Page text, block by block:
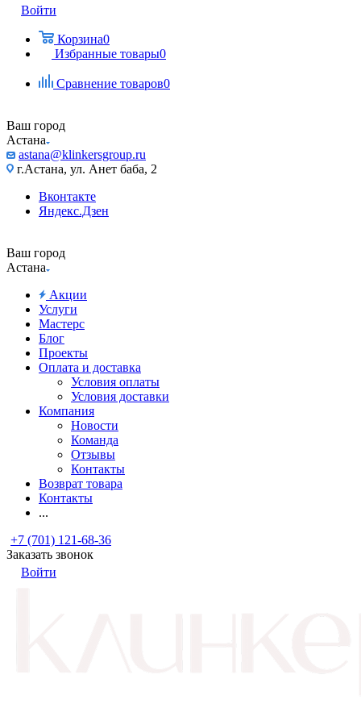
Войти
Корзина0
Избранные товары0
Сравнение товаров0
Ваш город
Астана
astana@klinkersgroup.ru
г.Астана, ул. Анет баба, 2
Вконтакте
Яндекс.Дзен
Ваш город
Астана
Акции
Услуги
Мастерс
Блог
Проекты
Оплата и доставка
Условия оплаты
Условия доставки
Компания
Новости
Команда
Отзывы
Контакты
Возврат товара
Контакты
...
+7 (701) 121-68-36
Заказать звонок
Войти